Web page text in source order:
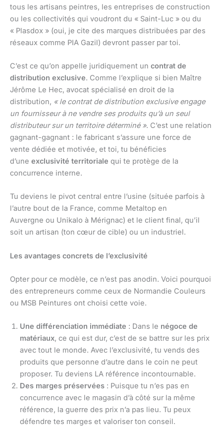
tous les artisans peintres, les entreprises de construction
ou les collectivités qui voudront du « Saint-Luc » ou du
« Plasdox » (oui, je cite des marques distribuées par des
réseaux comme PIA Gazil) devront passer par toi.
C’est ce qu’on appelle juridiquement un contrat de
distribution exclusive. Comme l’explique si bien Maître
Jérôme Le Hec, avocat spécialisé en droit de la
distribution, « le contrat de distribution exclusive engage
un fournisseur à ne vendre ses produits qu’à un seul
distributeur sur un territoire déterminé ». C’est une relation
gagnant-gagnant : le fabricant s’assure une force de
vente dédiée et motivée, et toi, tu bénéficies
d’une exclusivité territoriale qui te protège de la
concurrence interne.
Tu deviens le pivot central entre l’usine (située parfois à
l’autre bout de la France, comme Metaltop en
Auvergne ou Unikalo à Mérignac) et le client final, qu’il
soit un artisan (ton cœur de cible) ou un industriel.
Les avantages concrets de l’exclusivité
Opter pour ce modèle, ce n’est pas anodin. Voici pourquoi
des entrepreneurs comme ceux de Normandie Couleurs
ou MSB Peintures ont choisi cette voie.
Une différenciation immédiate : Dans le négoce de
matériaux, ce qui est dur, c’est de se battre sur les prix
avec tout le monde. Avec l’exclusivité, tu vends des
produits que personne d’autre dans le coin ne peut
proposer. Tu deviens LA référence incontournable.
Des marges préservées : Puisque tu n’es pas en
concurrence avec le magasin d’à côté sur la même
référence, la guerre des prix n’a pas lieu. Tu peux
défendre tes marges et valoriser ton conseil.